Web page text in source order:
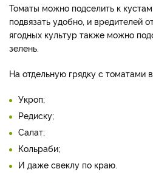
Томаты можно подселить к
подвязать удобно, и вредителей
ягодных культур также можно
зелень.
На отдельную грядку с томатами
Укроп;
Редиску;
Салат;
Кольраби;
И даже свеклу по краю.